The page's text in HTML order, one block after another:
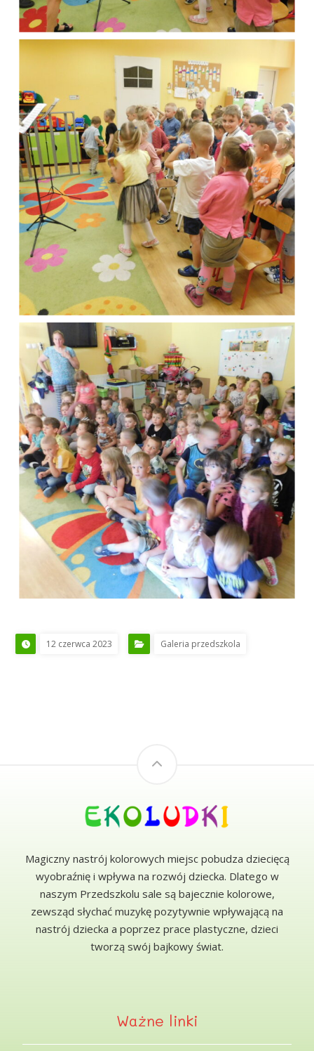
12 czerwca 2023 Galeria przedszkola
Magiczny nastrój kolorowych miejsc pobudza dziecięcą
wyobraźnię i wpływa na rozwój dziecka. Dlatego w
naszym Przedszkolu sale są bajecznie kolorowe,
zewsząd słychać muzykę pozytywnie wpływającą na
nastrój dziecka a poprzez prace plastyczne, dzieci
tworzą swój bajkowy świat.
Ważne linki